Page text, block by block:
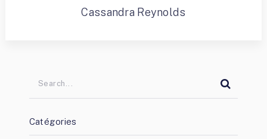
Cassandra Reynolds
Catégories